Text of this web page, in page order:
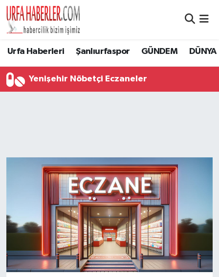
Urfa Haberleri Şanlıurfaspor GÜNDEM DÜNYA
Yenişehir Nöbetçi Eczaneler
Şanlıurfa Nöbetçi Eczaneler
Son Dakika Haberleri
Haber Arşivi